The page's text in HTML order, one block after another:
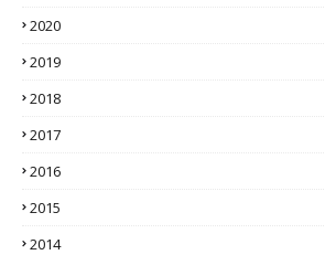
2020
2019
2018
2017
2016
2015
2014